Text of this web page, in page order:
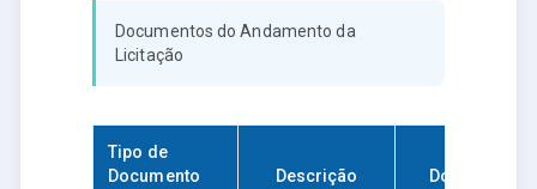
Documentos do Andamento da
Licitação
Tipo de
Documento
Descrição Download